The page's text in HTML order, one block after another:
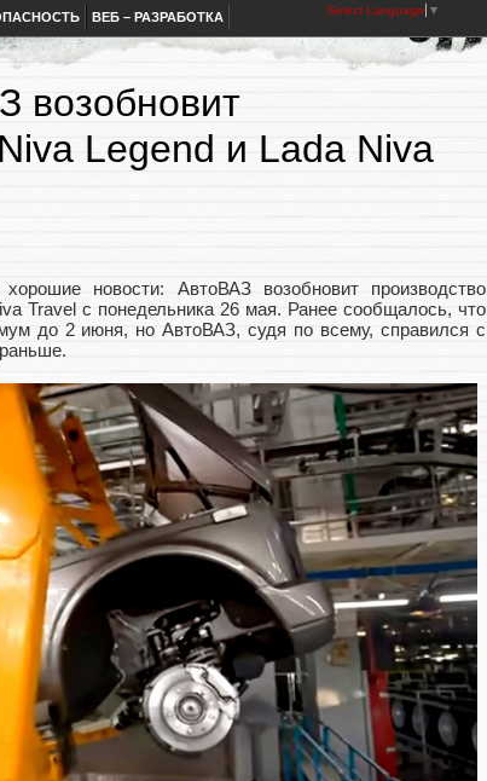
ВЕБ – РАЗРАБОТКА Select Language ▼
возобновит
Legend и Lada Niva
новости: АвтоВАЗ возобновит производство
Travel с понедельника 26 мая. Ранее сообщалось, что
до 2 июня, но АвтоВАЗ, судя по всему, справился с